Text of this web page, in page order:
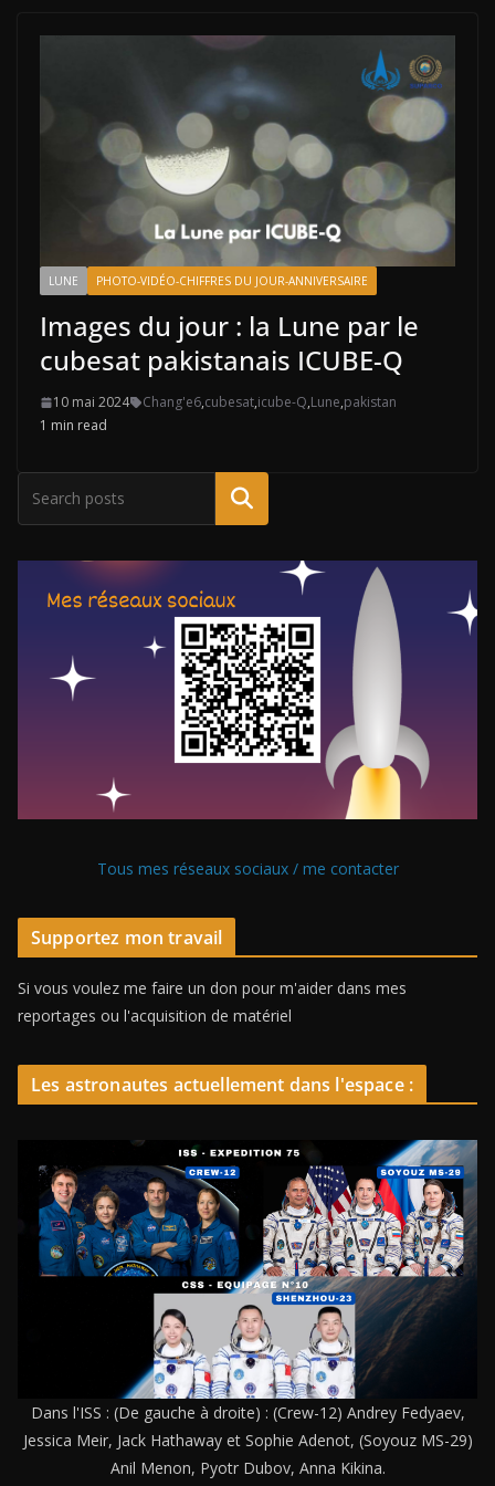
LUNE PHOTO-VIDÉO-CHIFFRES DU JOUR-ANNIVERSAIRE
Images du jour : la Lune par le
cubesat pakistanais ICUBE-Q
10 mai 2024 Chang'e6,cubesat,icube-Q,Lune,pakistan
1 min read
Tous mes réseaux sociaux / me contacter
Supportez mon travail
Si vous voulez me faire un don pour m'aider dans mes
reportages ou l'acquisition de matériel
Les astronautes actuellement dans l'espace :
Dans l'ISS : (De gauche à droite) : (Crew-12) Andrey Fedyaev,
Jessica Meir, Jack Hathaway et Sophie Adenot, (Soyouz MS-29)
Anil Menon, Pyotr Dubov, Anna Kikina.